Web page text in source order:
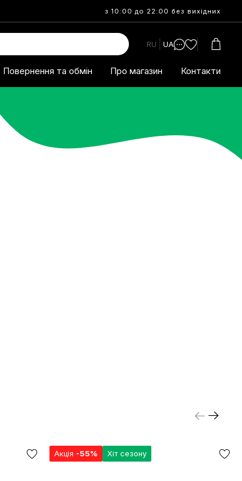
з 10:00 до 22:00 без вихідних
RU UA
Повернення та обмін Про магазин Контакти
Акція -55% Хіт сезону